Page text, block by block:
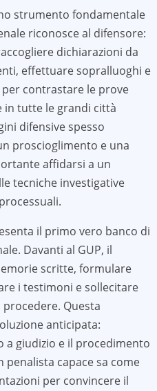
strumento fondamentale
riconosce al difensore:
dichiarazioni da
effettuare sopralluoghi e
contrastare le prove
in tutte le grandi città
difensive spesso
proscioglimento e una
affidarsi a un
tecniche investigative
il primo vero banco di
Davanti al GUP, il
scritte, formulare
i testimoni e sollecitare
Questa
anticipata:
giudizio e il procedimento
penalista capace sa come
per convincere il